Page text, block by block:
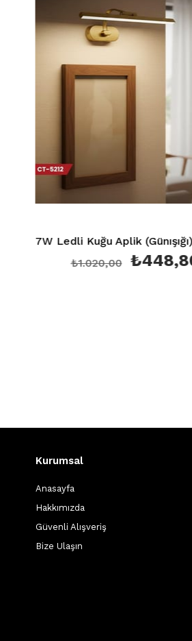
₺448,80
₺1.020,00
Kurumsal
Anasayfa
Hakkımızda
Güvenli Alışveriş
Bize Ulaşın